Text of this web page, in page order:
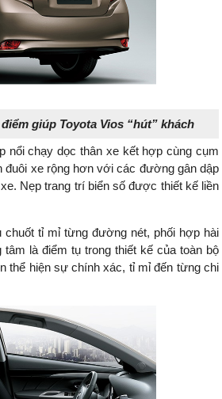
giúp Toyota Vios “hút” khách
nổi chạy dọc thân xe kết hợp cùng cụm
đuôi xe rộng hơn với các đường gân dập
Nẹp trang trí biển số được thiết kế liền
chuốt tỉ mỉ từng đường nét, phối hợp hài
là điểm tụ trong thiết kế của toàn bộ
thể hiện sự chính xác, tỉ mỉ đến từng chi